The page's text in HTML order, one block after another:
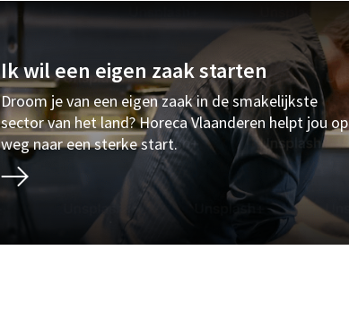
Ik wil een eigen zaak starten
Droom je van een eigen zaak in de smakelijkste
sector van het land? Horeca Vlaanderen helpt jou op
weg naar een sterke start.